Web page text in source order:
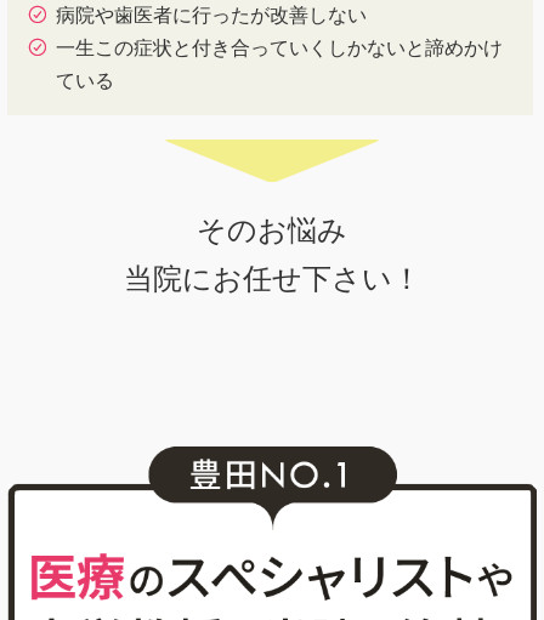
病院や歯医者に行ったが改善しない
一生この症状と付き合っていくしかないと諦めかけ
ている
そのお悩み
当院にお任せ下さい！